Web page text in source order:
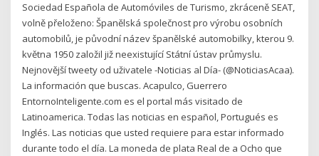
Sociedad Española de Automóviles de Turismo, zkráceně SEAT,
volně přeloženo: Španělská společnost pro výrobu osobních
automobilů, je původní název španělské automobilky, kterou 9.
května 1950 založil již neexistující Státní ústav průmyslu.
Nejnovější tweety od uživatele -Noticias al Día- (@NoticiasAcaa).
La información que buscas. Acapulco, Guerrero
EntornoInteligente.com es el portal más visitado de
Latinoamerica. Todas las noticias en español, Portugués es
Inglés. Las noticias que usted requiere para estar informado
durante todo el día. La moneda de plata Real de a Ocho que